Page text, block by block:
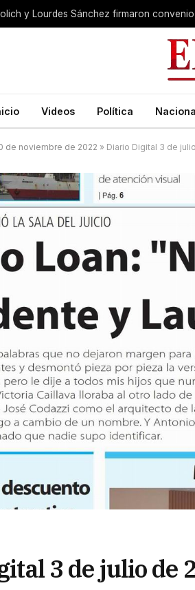
Videos Política
de noviembre de 2022 » Diario Digital 3 de
3 de julio de